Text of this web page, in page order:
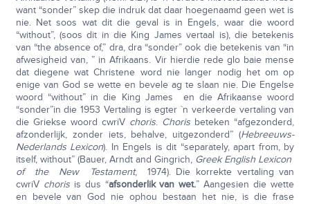
want “sonder” skep die indruk dat daar hoegenaamd geen wet is
nie. Net soos wat dit die geval is in Engels, waar die woord
“without”, (soos dit in die King James vertaal is), die betekenis
van “the absence of,” dra, dra “sonder” ook die betekenis van “in
afwesigheid van, ” in Afrikaans. Vir hierdie rede glo baie mense
dat diegene wat Christene word nie langer nodig het om op
enige van God se wette en bevele ag te slaan nie. Die Engelse
woord “without” in die King James en die Afrikaanse woord
“sonder”in die 1953 Vertaling is egter `n verkeerde vertaling van
die Griekse woord cwriV choris. Choris beteken “afgezonderd,
afzonderlijk, zonder iets, behalve, uitgezonderd” (Hebreeuws-
Nederlands Lexicon). In Engels is dit “separately, apart from, by
itself, without” (Bauer, Arndt and Gingrich, Greek English Lexicon
of the New Testament, 1974). Die korrekte vertaling van
cwriV choris is dus “afsonderlik van wet.” Aangesien die wette
en bevele van God nie ophou bestaan het nie, is die frase